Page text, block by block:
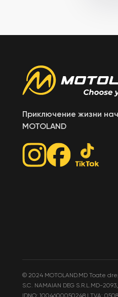
Приключение жизни
MOTOLAND
© 2024 MOTOLAND.MD Toate
S.C. NAMAIAN DEG S.R.L.MD-
IDNO: 1004600050248 | TVA: